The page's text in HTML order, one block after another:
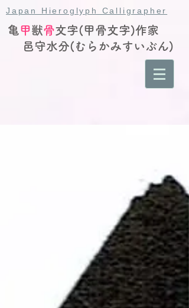
Japan Hieroglyph Calligrapher
亀甲獣骨文字(甲骨文字)作家
邑守水分(むらかみすいぶん)